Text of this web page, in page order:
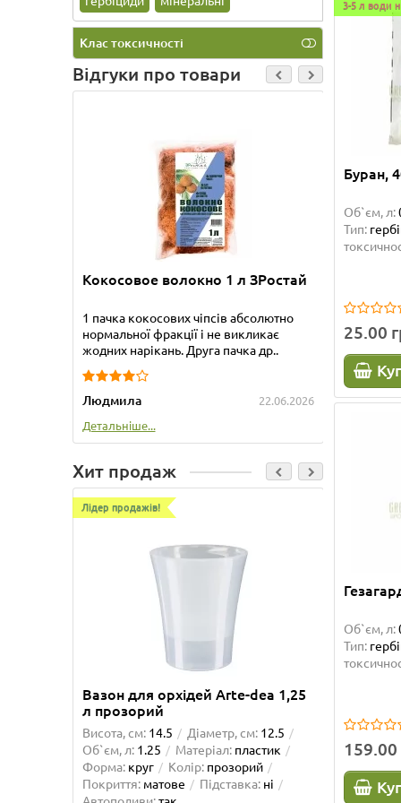
Клас токсичності
Відгуки про товари
Кокосовое волокно 1 л ЗРостай
1 пачка кокосових чіпсів абсолютно
нормальної фракції і не викликає
жодних нарікань. Друга пачка др..
Людмила
22.06.2026
Детальніше...
Татьяна
Хит продаж
Лідер продажів!
Вазон для орхідей Arte-dea 1,25
л прозорий
Висота, см: 14.5 Діаметр, см: 12.5
Об`єм, л: 1.25 Матеріал: пластик
Форма: круг Колір: прозорий
Покриття: матове Підставка: ні
Лідер
Висота,
Об`єм,
матове
3-5 л води
Буран,
Об`єм, л:
Тип:
25.00
Об`єм, л:
Тип:
159.00